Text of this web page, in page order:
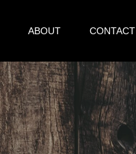
ABOUT CONTACT